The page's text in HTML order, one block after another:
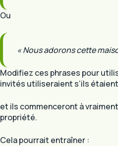
Ou
« Nous adorons cette
Modifiez ces phrases pour
invités utiliseraient s’ils
et ils commenceront à
propriété.
Cela pourrait entraîner :